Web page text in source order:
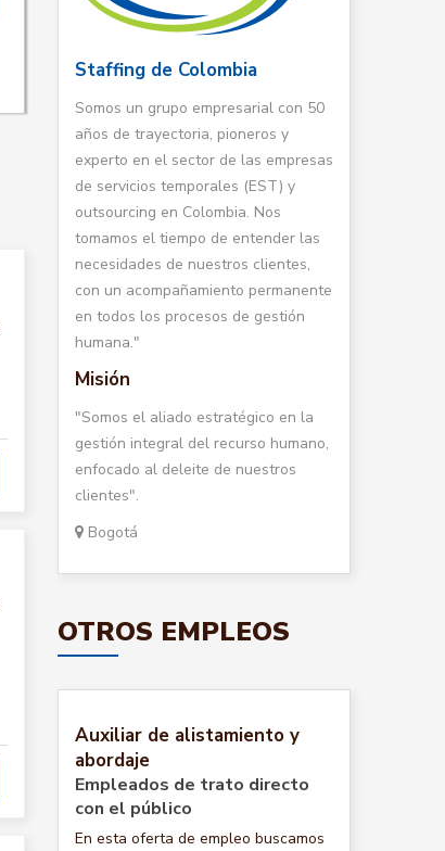
Staffing de Colombia
Somos un grupo empresarial con 50
años de trayectoria, pioneros y
experto en el sector de las empresas
de servicios temporales (EST) y
outsourcing en Colombia. Nos
tomamos el tiempo de entender las
necesidades de nuestros clientes,
con un acompañamiento permanente
en todos los procesos de gestión
humana."
Misión
"Somos el aliado estratégico en la
gestión integral del recurso humano,
enfocado al deleite de nuestros
clientes".
Bogotá
OTROS EMPLEOS
Auxiliar de alistamiento y
abordaje
Empleados de trato directo
con el público
En esta oferta de empleo buscamos